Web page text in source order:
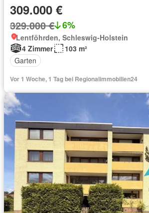
309.000 €
329.000 € 6%
Lentföhrden, Schleswig-Holstein
4 Zimmer
103 m²
Garten
Vor 1 Woche, 1 Tag bei Regionalimmobilien24